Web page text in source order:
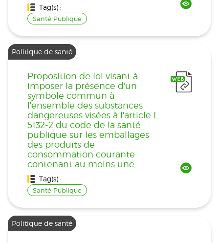
Tag(s) :
Santé Publique
Politique de santé
Proposition de loi visant à
imposer la présence d'un
symbole commun à
l'ensemble des substances
dangereuses visées à l'article L.
5132-2 du code de la santé
publique sur les emballages
des produits de
consommation courante
contenant au moins une...
Tag(s) :
Santé Publique
Politique de santé